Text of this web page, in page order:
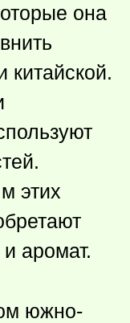
она
китайской.
этих
аромат.
южно-